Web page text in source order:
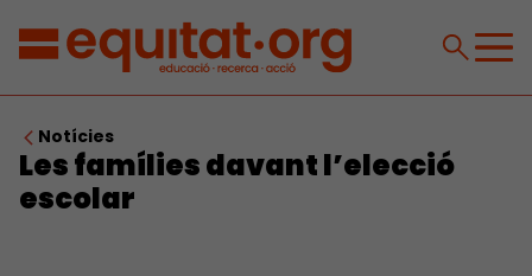
Notícies
Les famílies davant l’elecció
escolar